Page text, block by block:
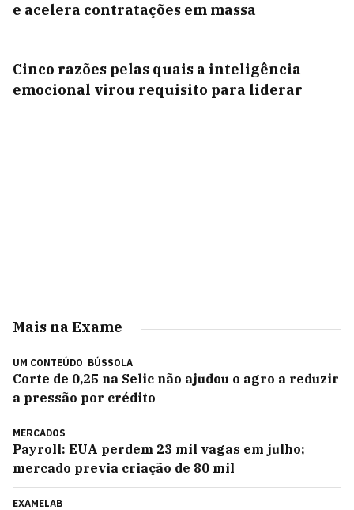
e acelera contratações em massa
Cinco razões pelas quais a inteligência
emocional virou requisito para liderar
Mais na Exame
UM CONTEÚDO BÚSSOLA
Corte de 0,25 na Selic não ajudou o agro a reduzir
a pressão por crédito
MERCADOS
Payroll: EUA perdem 23 mil vagas em julho;
mercado previa criação de 80 mil
EXAMELAB